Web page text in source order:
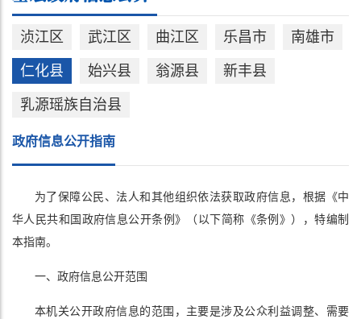
浈江区 武江区 曲江区 乐昌市 南雄市
仁化县 始兴县 翁源县 新丰县
乳源瑶族自治县
政府信息公开指南
为了保障公民、法人和其他组织依法获取政府信息，根据《中
华人民共和国政府信息公开条例》（以下简称《条例》），特编制
本指南。
一、政府信息公开范围
本机关公开政府信息的范围，主要是涉及公众利益调整、需要